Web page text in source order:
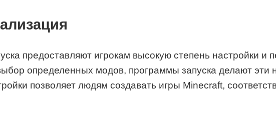
предоставляют игрокам высокую степень настройки и
определенных модов, программы запуска делают эти
позволяет людям создавать игры Minecraft,